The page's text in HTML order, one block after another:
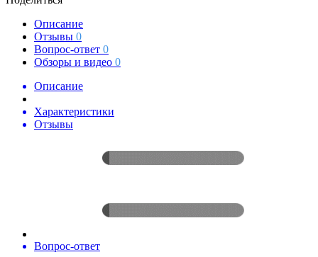
Описание
Отзывы 0
Вопрос-ответ 0
Обзоры и видео 0
Описание
Характеристики
Отзывы
Вопрос-ответ